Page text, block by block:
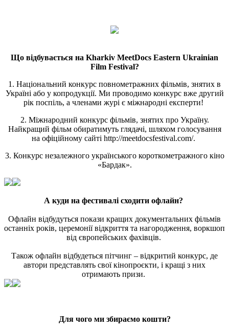
Що відбувається на Kharkiv MeetDocs Eastern Ukrainian
Film Festival?
1. Національний конкурс повнометражних фільмів, знятих в
Україні або у копродукції. Ми проводимо конкурс вже другий
рік поспіль, а членами журі є міжнародні експерти!
2. Міжнародний конкурс фільмів, знятих про Україну.
Найкращий фільм обиратимуть глядачі, шляхом голосування
на офіційному сайті http://meetdocsfestival.com/.
3. Конкурс незалежного українського короткометражного кіно
«Бардак».
А куди на фестивалі сходити офлайн?
Офлайн відбудуться покази кращих документальних фільмів
останніх років, церемонії відкриття та нагородження, воркшоп
від європейських фахівців.
Також офлайн відбудеться пітчинг – відкритий конкурс, де
автори представлять свої кінопроєкти, і кращі з них
отримають призи.
Для чого ми збираємо кошти?